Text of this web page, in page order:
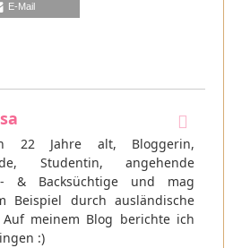
E-Mail
22 Jahre alt, Bloggerin,
Studentin, angehende
& Backsüchtige und mag
Beispiel durch ausländische
meinem Blog berichte ich
:)